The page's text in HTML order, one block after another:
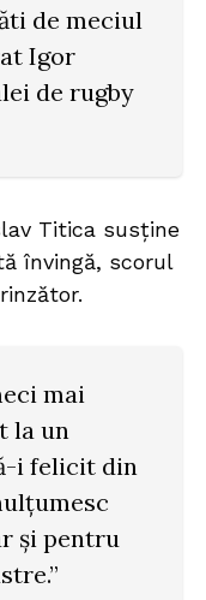
de meciul
Igor
de rugby
Titica susține
învingă, scorul
mai
la un
i felicit din
și pentru